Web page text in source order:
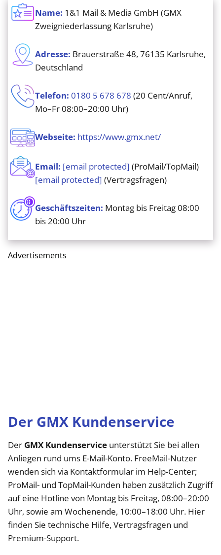
Name: 1&1 Mail & Media GmbH (GMX
Zweigniederlassung Karlsruhe)
Adresse: Brauerstraße 48, 76135 Karlsruhe,
Deutschland
Telefon: 0180 5 678 678 (20 Cent/Anruf,
Mo–Fr 08:00–20:00 Uhr)
Webseite: https://www.gmx.net/
Email: [email protected] (ProMail/TopMail)
[email protected] (Vertragsfragen)
Geschäftszeiten: Montag bis Freitag 08:00
bis 20:00 Uhr
Advertisements
Der GMX Kundenservice
Der GMX Kundenservice unterstützt Sie bei allen
Anliegen rund ums E-Mail-Konto. FreeMail-Nutzer
wenden sich via Kontaktformular im Help-Center;
ProMail- und TopMail-Kunden haben zusätzlich Zugriff
auf eine Hotline von Montag bis Freitag, 08:00–20:00
Uhr, sowie am Wochenende, 10:00–18:00 Uhr. Hier
finden Sie technische Hilfe, Vertragsfragen und
Premium-Support.